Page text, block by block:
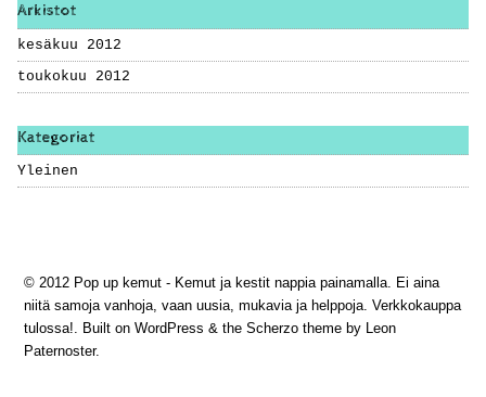
Arkistot
kesäkuu 2012
toukokuu 2012
Kategoriat
Yleinen
© 2012 Pop up kemut - Kemut ja kestit nappia painamalla. Ei aina
niitä samoja vanhoja, vaan uusia, mukavia ja helppoja. Verkkokauppa
tulossa!. Built on WordPress & the Scherzo theme by Leon
Paternoster.